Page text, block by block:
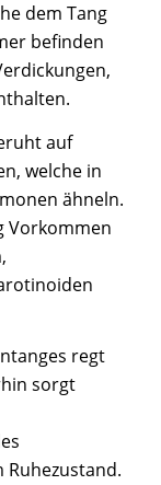
dem Tang
befinden
auf
welche in
ähneln.
Vorkommen
regt
sorgt
Ruhezustand.